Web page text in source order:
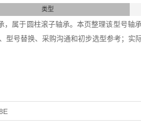
类型
，属于圆柱滚子轴承。本页整理该型号
型号替换、采购沟通和初步选型参考；实